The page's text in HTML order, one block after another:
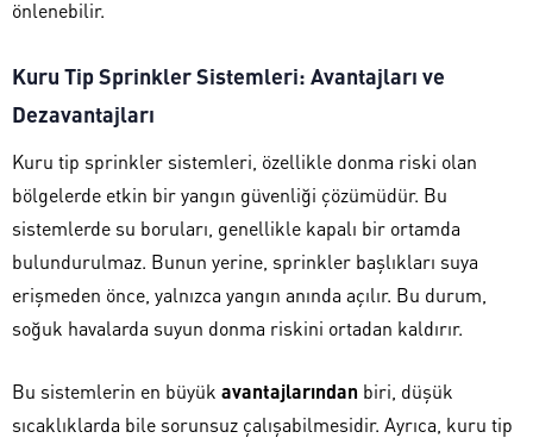
önlenebilir.
Kuru Tip Sprinkler Sistemleri: Avantajları ve
Dezavantajları
Kuru tip sprinkler sistemleri, özellikle donma riski olan
bölgelerde etkin bir yangın güvenliği çözümüdür. Bu
sistemlerde su boruları, genellikle kapalı bir ortamda
bulundurulmaz. Bunun yerine, sprinkler başlıkları suya
erişmeden önce, yalnızca yangın anında açılır. Bu durum,
soğuk havalarda suyun donma riskini ortadan kaldırır.
Bu sistemlerin en büyük avantajlarından biri, düşük
sıcaklıklarda bile sorunsuz çalışabilmesidir. Ayrıca, kuru tip